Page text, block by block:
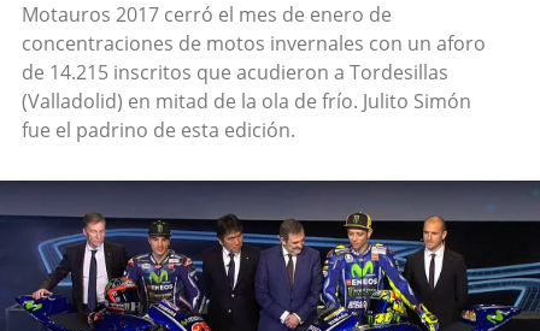
Motauros 2017 cerró el mes de enero de
concentraciones de motos invernales con un aforo
de 14.215 inscritos que acudieron a Tordesillas
(Valladolid) en mitad de la ola de frío. Julito Simón
fue el padrino de esta edición.